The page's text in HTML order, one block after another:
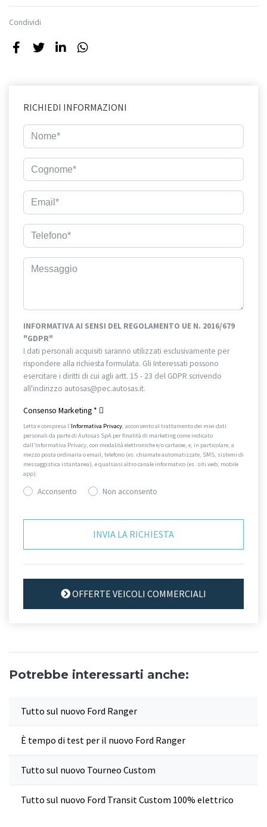
Condividi
RICHIEDI INFORMAZIONI
INFORMATIVA AI SENSI DEL REGOLAMENTO UE N. 2016/679
"GDPR"
I dati personali acquisiti saranno utilizzati esclusivamente per
rispondere alla richiesta formulata. Gli Interessati possono
esercitare i diritti di cui agli artt. 15 - 23 del GDPR scrivendo
all'indirizzo autosas@pec.autosas.it.
Consenso Marketing *
Letta e compresa l’Informativa Privacy, acconsento al trattamento dei miei dati
personali da parte di Autosas SpA per finalità di marketing come indicato
dall’Informativa Privacy, con modalità elettroniche e/o cartacee, e, in particolare, a
mezzo posta ordinaria o email, telefono (es. chiamate automatizzate, SMS, sistemi di
messaggistica istantanea), e qualsiasi altro canale informatico (es. siti web, mobile
app).
Acconsento Non acconsento
OFFERTE VEICOLI COMMERCIALI
Potrebbe interessarti anche:
Tutto sul nuovo Ford Ranger
È tempo di test per il nuovo Ford Ranger
Tutto sul nuovo Tourneo Custom
Tutto sul nuovo Ford Transit Custom 100% elettrico